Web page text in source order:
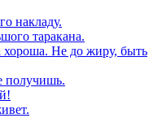
накладу.
таракана.
Не до жиру, быть
получишь.